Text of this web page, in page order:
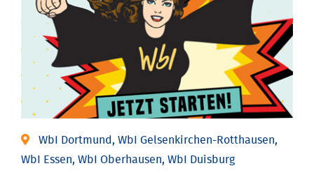
WbI Dortmund, WbI Gelsenkirchen-Rotthausen,
WbI Essen, WbI Oberhausen, WbI Duisburg